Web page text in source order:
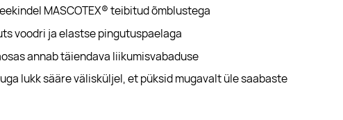
MASCOTEX® teibitud õmblustega
voodri ja elastse pingutuspaelaga
annab täiendava liikumisvabaduse
lukk sääre välisküljel, et püksid mugavalt üle saabaste